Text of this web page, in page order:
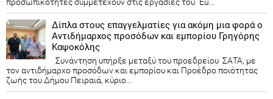
Δίπλα στους επαγγελματίες για ακόμη μια φορά ο
Αντιδήμαρχος προσόδων και εμπορίου Γρηγόρης
Καψοκόλης
Συνάντηση υπήρξε μεταξύ του προεδρείου ΣΑΤΑ, με
τον αντιδήμαρχο προσόδων και εμπορίου και Προέδρο ποιότητας
ζωής του Δήμου Πειραιά, κύριο...